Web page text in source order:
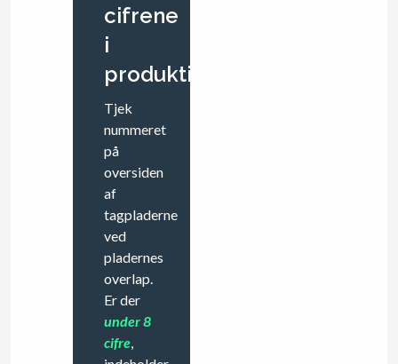
cifrene
i
produktionsnummeret.
Tjek
nummeret
på
oversiden
af
tagpladerne
ved
pladernes
overlap.
Er der
under 8
cifre,